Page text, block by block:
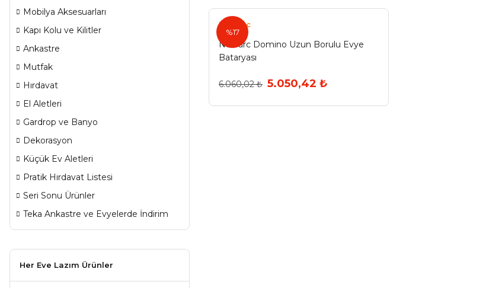
Mobilya Aksesuarları
Kapı Kolu ve Kilitler
Ankastre
Mutfak
Hırdavat
El Aletleri
Gardrop ve Banyo
Dekorasyon
Küçük Ev Aletleri
Pratik Hırdavat Listesi
Seri Sonu Ürünler
Teka Ankastre ve Evyelerde İndirim
Her Eve Lazım Ürünler
%17
Newarc
Newarc Domino Uzun Borulu Evye
Bataryası
6.060,02 ₺ 5.050,42 ₺